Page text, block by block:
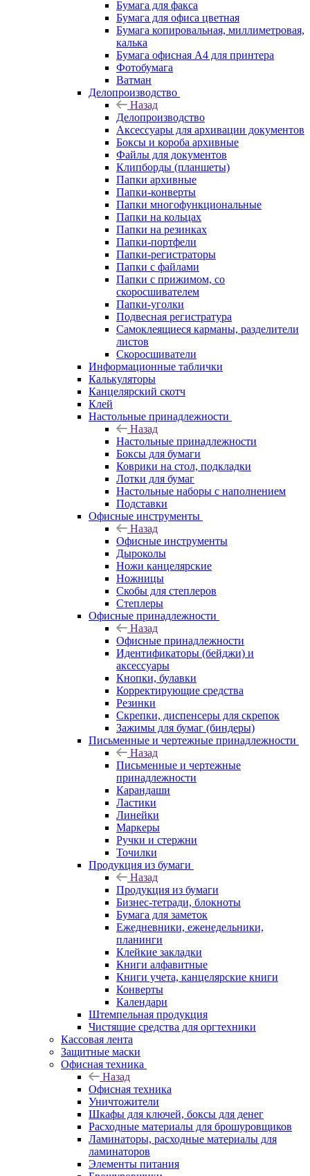
Бумага для факса
Бумага для офиса цветная
Бумага копировальная, миллиметровая,
калька
Бумага офисная А4 для принтера
Фотобумага
Ватман
Делопроизводство
Назад
Делопроизводство
Аксессуары для архивации документов
Боксы и короба архивные
Файлы для документов
Клипборды (планшеты)
Папки архивные
Папки-конверты
Папки многофункциональные
Папки на кольцах
Папки на резинках
Папки-портфели
Папки-регистраторы
Папки с файлами
Папки с прижимом, со
скоросшивателем
Папки-уголки
Подвесная регистратура
Самоклеящиеся карманы, разделители
листов
Скоросшиватели
Информационные таблички
Калькуляторы
Канцелярский скотч
Клей
Настольные принадлежности
Назад
Настольные принадлежности
Боксы для бумаги
Коврики на стол, подкладки
Лотки для бумаг
Настольные наборы с наполнением
Подставки
Офисные инструменты
Назад
Офисные инструменты
Дыроколы
Ножи канцелярские
Ножницы
Скобы для степлеров
Степлеры
Офисные принадлежности
Назад
Офисные принадлежности
Идентификаторы (бейджи) и
аксессуары
Кнопки, булавки
Корректирующие средства
Резинки
Скрепки, диспенсеры для скрепок
Зажимы для бумаг (биндеры)
Письменные и чертежные принадлежности
Назад
Письменные и чертежные
принадлежности
Карандаши
Ластики
Линейки
Маркеры
Ручки и стержни
Точилки
Продукция из бумаги
Назад
Продукция из бумаги
Бизнес-тетради, блокноты
Бумага для заметок
Ежедневники, еженедельники,
планинги
Клейкие закладки
Книги алфавитные
Книги учета, канцелярские книги
Конверты
Календари
Штемпельная продукция
Чистящие средства для оргтехники
Кассовая лента
Защитные маски
Офисная техника
Назад
Офисная техника
Уничтожители
Шкафы для ключей, боксы для денег
Расходные материалы для брошуровщиков
Ламинаторы, расходные материалы для
ламинаторов
Элементы питания